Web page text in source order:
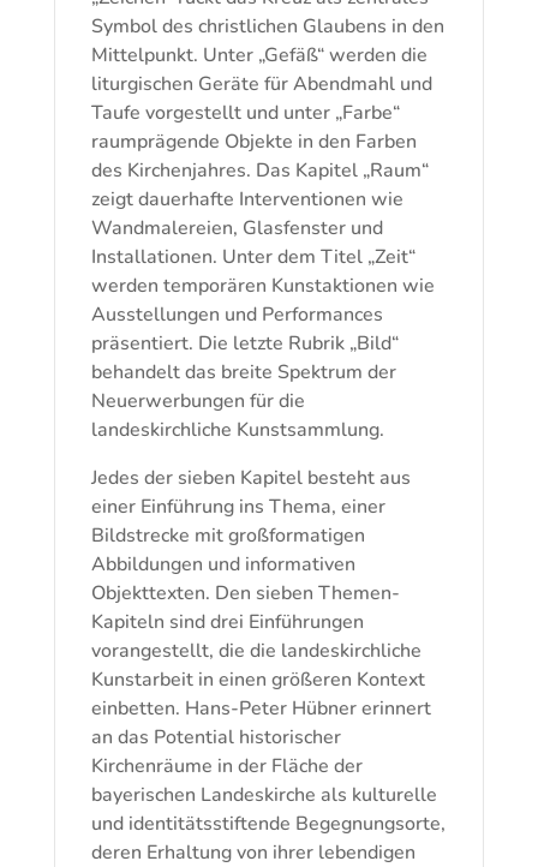
Symbol des christlichen Glaubens in den
Mittelpunkt. Unter „Gefäß“ werden die
liturgischen Geräte für Abendmahl und
Taufe vorgestellt und unter „Farbe“
raumprägende Objekte in den Farben
des Kirchenjahres. Das Kapitel „Raum“
zeigt dauerhafte Interventionen wie
Wandmalereien, Glasfenster und
Installationen. Unter dem Titel „Zeit“
werden temporären Kunstaktionen wie
Ausstellungen und Performances
präsentiert. Die letzte Rubrik „Bild“
behandelt das breite Spektrum der
Neuerwerbungen für die
landeskirchliche Kunstsammlung.
Jedes der sieben Kapitel besteht aus
einer Einführung ins Thema, einer
Bildstrecke mit großformatigen
Abbildungen und informativen
Objekttexten. Den sieben Themen-
Kapiteln sind drei Einführungen
vorangestellt, die die landeskirchliche
Kunstarbeit in einen größeren Kontext
einbetten. Hans-Peter Hübner erinnert
an das Potential historischer
Kirchenräume in der Fläche der
bayerischen Landeskirche als kulturelle
und identitätsstiftende Begegnungsorte,
deren Erhaltung von ihrer lebendigen